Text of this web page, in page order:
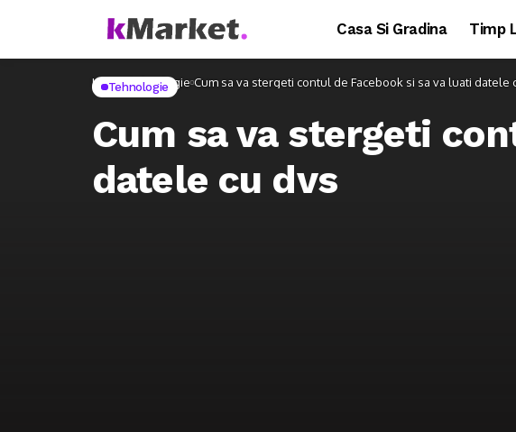
Casa Si Gradina Timp
Home Tehnologie Cum sa va stergeti contul de Facebook si sa va luati datele
Tehnologie
Cum sa va stergeti
datele cu dvs